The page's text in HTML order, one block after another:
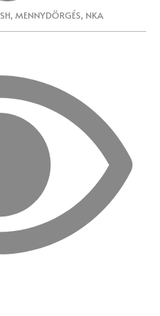
, MENNYDÖRGÉS, NKA